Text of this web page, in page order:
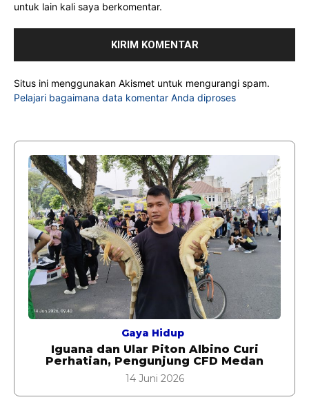
untuk lain kali saya berkomentar.
Situs ini menggunakan Akismet untuk mengurangi spam.
Pelajari bagaimana data komentar Anda diproses
Gaya Hidup
Iguana dan Ular Piton Albino Curi
Perhatian, Pengunjung CFD Medan
14 Juni 2026